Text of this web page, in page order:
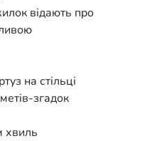
відають про
на стільці
згадок
хвиль